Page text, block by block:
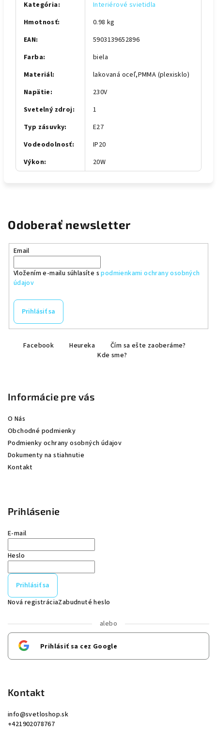
Kategória:
Interiérové svietidla
Hmotnosť:
0.98 kg
EAN:
5903139652896
Farba:
biela
Materiál:
lakovaná oceľ,PMMA (plexisklo)
Napätie:
230V
Svetelný zdroj:
1
Typ zásuvky:
E27
Vodeodolnosť:
IP20
Výkon: 20W
Odoberať newsletter
Email
Vložením e-mailu súhlasíte spodmienkami ochrany osobných
údajov
Prihlásiť sa
Facebook Heureka
Čím sa ešte zaoberáme?
Kde sme?
Informácie pre vás
O Nás
Obchodné podmienky
Podmienky ochrany osobných údajov
Dokumenty na stiahnutie
Kontakt
Prihlásenie
E-mail
Heslo
Prihlásiť sa
Nová registráciaZabudnuté heslo
alebo
Prihlásiť sa cez Google
Kontakt
info@svetloshop.sk
+421902078767